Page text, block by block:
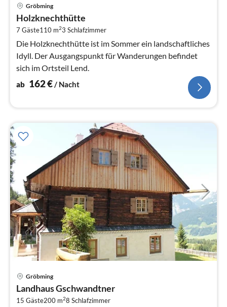
Gröbming
Holzknechthütte
7 Gäste110 m23 Schlafzimmer
Die Holzknechthütte ist im Sommer ein landschaftliches
Idyll. Der Ausgangspunkt für Wanderungen befindet
sich im Ortsteil Lend.
ab 162€/ Nacht
Gröbming
Landhaus Gschwandtner
15 Gäste200 m28 Schlafzimmer